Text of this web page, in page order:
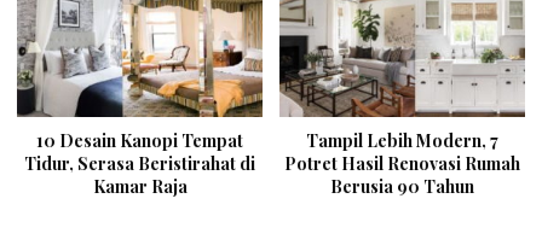
10 Desain Kanopi Tempat
Tidur, Serasa Beristirahat di
Kamar Raja
Tampil Lebih Modern, 7
Potret Hasil Renovasi Rumah
Berusia 90 Tahun